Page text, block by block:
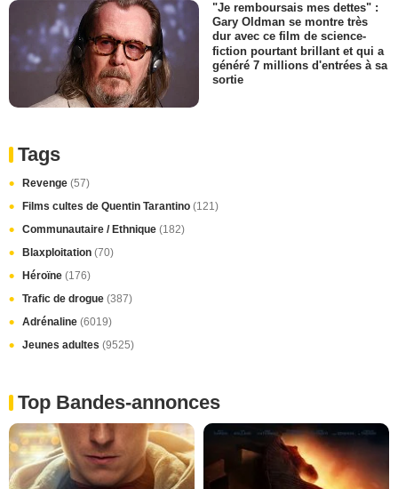
"Je remboursais mes dettes" :
Gary Oldman se montre très
dur avec ce film de science-
fiction pourtant brillant et qui a
généré 7 millions d'entrées à sa
sortie
Tags
Revenge (57)
Films cultes de Quentin Tarantino (121)
Communautaire / Ethnique (182)
Blaxploitation (70)
Héroïne (176)
Trafic de drogue (387)
Adrénaline (6019)
Jeunes adultes (9525)
Top Bandes-annonces